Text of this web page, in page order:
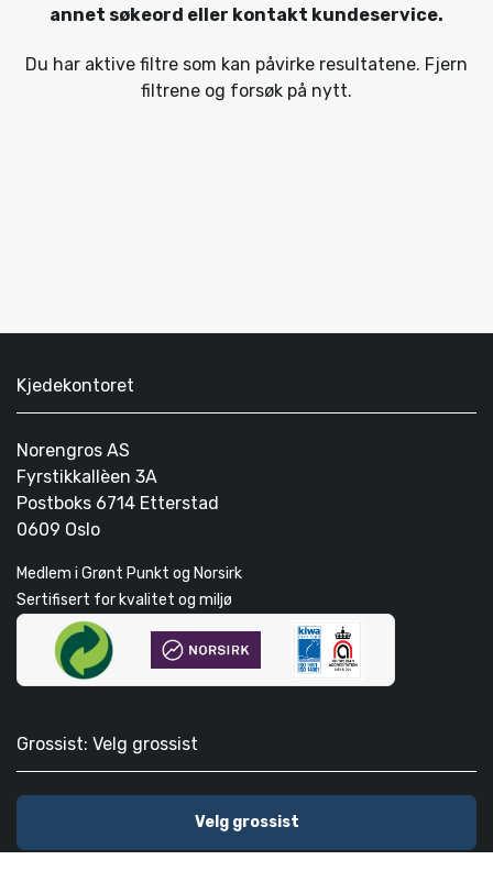
annet søkeord eller kontakt kundeservice.
Du har aktive filtre som kan påvirke resultatene. Fjern
filtrene og forsøk på nytt.
Kjedekontoret
Norengros AS
Fyrstikkallèen 3A
Postboks 6714 Etterstad
0609 Oslo
Medlem i Grønt Punkt og Norsirk
Sertifisert for kvalitet og miljø
Grossist: Velg grossist
Velg grossist